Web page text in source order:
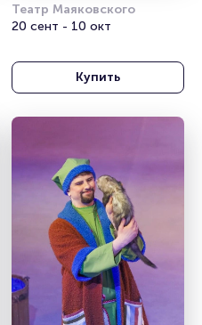
Театр Маяковского
20 сент - 10 окт
Купить